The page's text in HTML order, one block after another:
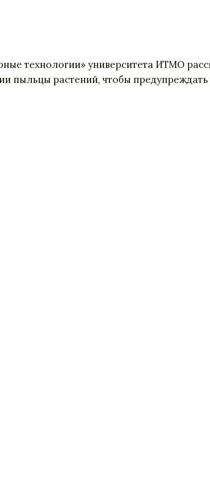
технологии» университета ИТМО
пыльцы растений, чтобы